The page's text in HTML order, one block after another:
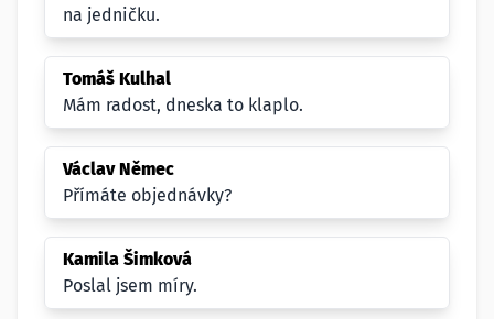
na jedničku.
Tomáš Kulhal
Mám radost, dneska to klaplo.
Václav Němec
Přímáte objednávky?
Kamila Šimková
Poslal jsem míry.